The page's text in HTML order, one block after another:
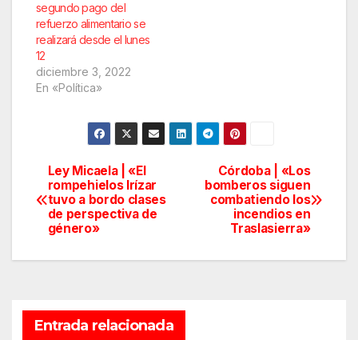
segundo pago del
refuerzo alimentario se
realizará desde el lunes
12
diciembre 3, 2022
En «Política»
Navegación
de
entradas
Córdoba | «Los
bomberos siguen
combatiendo los
incendios en
Traslasierra»
Ley Micaela | «El
rompehielos Irízar
tuvo a bordo clases
de perspectiva de
género»
Entrada relacionada